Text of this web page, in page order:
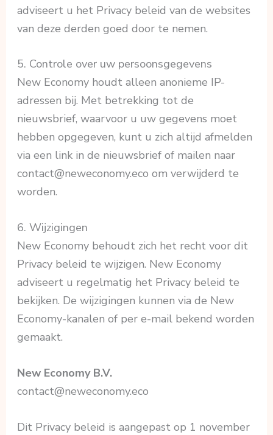
adviseert u het Privacy beleid van de websites
van deze derden goed door te nemen.
5. Controle over uw persoonsgegevens
New Economy houdt alleen anonieme IP-
adressen bij. Met betrekking tot de
nieuwsbrief, waarvoor u uw gegevens moet
hebben opgegeven, kunt u zich altijd afmelden
via een link in de nieuwsbrief of mailen naar
contact@neweconomy.eco om verwijderd te
worden.
6. Wijzigingen
New Economy behoudt zich het recht voor dit
Privacy beleid te wijzigen. New Economy
adviseert u regelmatig het Privacy beleid te
bekijken. De wijzigingen kunnen via de New
Economy-kanalen of per e-mail bekend worden
gemaakt.
New Economy B.V.
contact@neweconomy.eco
Dit Privacy beleid is aangepast op 1 november